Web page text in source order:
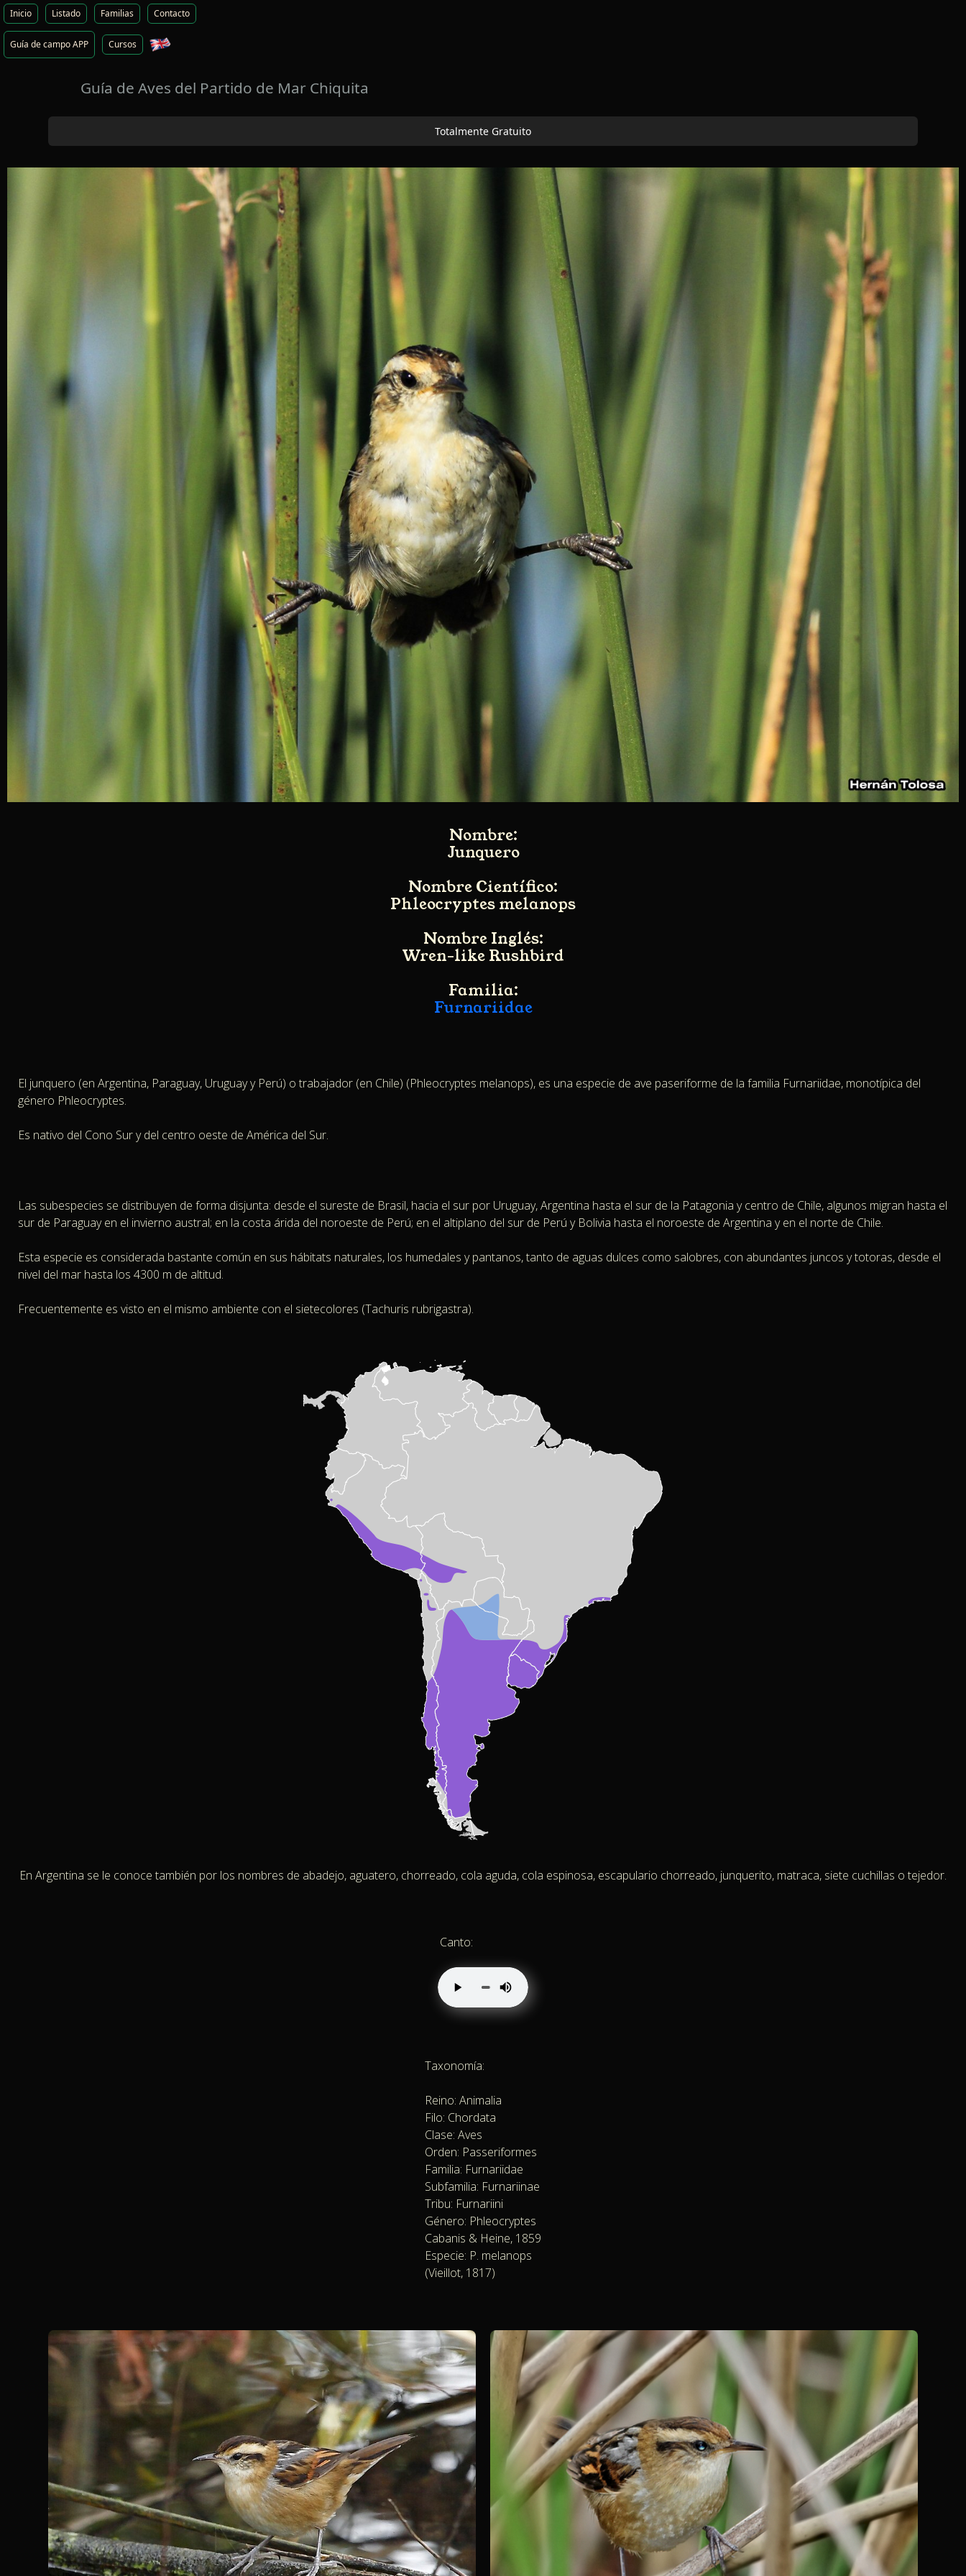
Inicio Listado Familias Contacto
Guía de campo APP Cursos
Guía de Aves del Partido de Mar Chiquita
Totalmente Gratuito
Nombre:
Junquero
Nombre Científico:
Phleocryptes melanops
Nombre Inglés:
Wren-like Rushbird
Familia:
Furnariidae
El junquero​ (en Argentina, Paraguay, Uruguay​ y Perú) o trabajador (en Chile)​ (Phleocryptes melanops), es una especie de ave paseriforme de la familia Furnariidae, monotípica del
género Phleocryptes.
Es nativo del Cono Sur y del centro oeste de América del Sur.
Las subespecies se distribuyen de forma disjunta: desde el sureste de Brasil, hacia el sur por Uruguay, Argentina hasta el sur de la Patagonia y centro de Chile, algunos migran hasta el
sur de Paraguay en el invierno austral; en la costa árida del noroeste de Perú; en el altiplano del sur de Perú y Bolivia hasta el noroeste de Argentina y en el norte de Chile.
Esta especie es considerada bastante común en sus hábitats naturales, los humedales y pantanos, tanto de aguas dulces como salobres, con abundantes juncos y totoras,​ desde el
nivel del mar hasta los 4300 m de altitud.​
Frecuentemente es visto en el mismo ambiente con el sietecolores (Tachuris rubrigastra).
En Argentina se le conoce también por los nombres de abadejo, aguatero, chorreado, cola aguda, cola espinosa, escapulario chorreado, junquerito, matraca, siete cuchillas o tejedor.
Canto:
Taxonomía:
Reino: Animalia
Filo: Chordata
Clase: Aves
Orden: Passeriformes
Familia: Furnariidae
Subfamilia: Furnariinae
Tribu: Furnariini
Género: Phleocryptes
Cabanis & Heine, 1859
Especie: P. melanops
(Vieillot, 1817)